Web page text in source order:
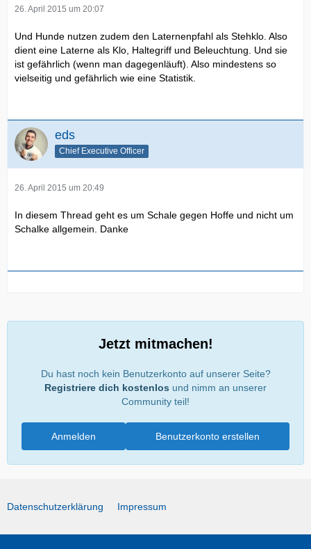
26. April 2015 um 20:07
Und Hunde nutzen zudem den Laternenpfahl als Stehklo. Also
dient eine Laterne als Klo, Haltegriff und Beleuchtung. Und sie
ist gefährlich (wenn man dagegenläuft). Also mindestens so
vielseitig und gefährlich wie eine Statistik.
eds
Chief Executive Officer
26. April 2015 um 20:49
In diesem Thread geht es um Schale gegen Hoffe und nicht um
Schalke allgemein. Danke
Jetzt mitmachen!
Du hast noch kein Benutzerkonto auf unserer Seite?
Registriere dich kostenlos und nimm an unserer
Community teil!
Benutzerkonto erstellen
Anmelden
Datenschutzerklärung Impressum